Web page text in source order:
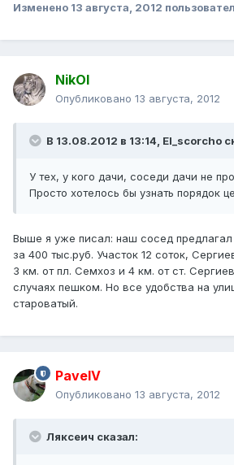
Изменено 13 августа, 2012
NikOl
Опубликовано 13 августа, 2012
В 13.08.2012 в 13:14, El_scorcho
У тех, у кого дачи, соседи дачи не
Просто хотелось бы узнать порядок
Выше я уже писал: наш сосед предлагал
за 400 тыс.руб. Участок 12 соток,
3 км. от пл. Семхоз и 4 км. от ст.
случаях пешком. Но все удобства на
староватый.
PavelV
Опубликовано 13 августа, 2012
Ляксеич сказал: